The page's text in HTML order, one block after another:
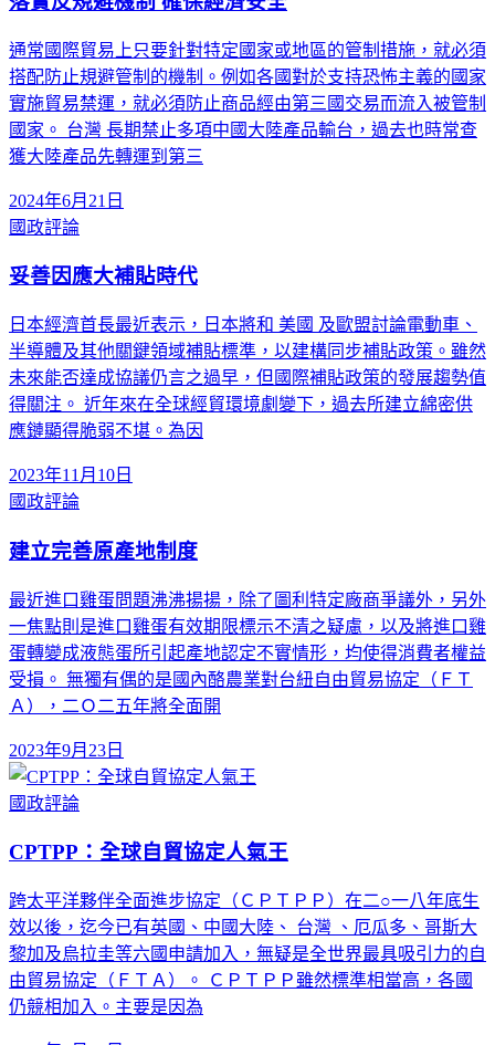
通常國際貿易上只要針對特定國家或地區的管制措施，就必須
搭配防止規避管制的機制。例如各國對於支持恐怖主義的國家
實施貿易禁運，就必須防止商品經由第三國交易而流入被管制
國家。 台灣 長期禁止多項中國大陸產品輸台，過去也時常查
獲大陸產品先轉運到第三
2024年6月21日
國政評論
妥善因應大補貼時代
日本經濟首長最近表示，日本將和 美國 及歐盟討論電動車、
半導體及其他關鍵領域補貼標準，以建構同步補貼政策。雖然
未來能否達成協議仍言之過早，但國際補貼政策的發展趨勢值
得關注。 近年來在全球經貿環境劇變下，過去所建立綿密供
應鏈顯得脆弱不堪。為因
2023年11月10日
國政評論
建立完善原產地制度
最近進口雞蛋問題沸沸揚揚，除了圖利特定廠商爭議外，另外
一焦點則是進口雞蛋有效期限標示不清之疑慮，以及將進口雞
蛋轉變成液態蛋所引起產地認定不實情形，均使得消費者權益
受損。 無獨有偶的是國內酪農業對台紐自由貿易協定（ＦＴ
Ａ），二Ｏ二五年將全面開
2023年9月23日
國政評論
CPTPP：全球自貿協定人氣王
跨太平洋夥伴全面進步協定（ＣＰＴＰＰ）在二○一八年底生
效以後，迄今已有英國、中國大陸、 台灣 、厄瓜多、哥斯大
黎加及烏拉圭等六國申請加入，無疑是全世界最具吸引力的自
由貿易協定（ＦＴＡ）。 ＣＰＴＰＰ雖然標準相當高，各國
仍競相加入。主要是因為